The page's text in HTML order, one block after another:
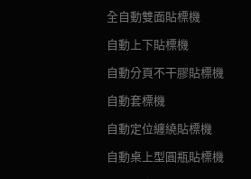
全自動雙面貼標機
自動上下貼標機
自動分頁不干膠貼標機
自動套標機
自動定位纏繞貼標機
自動桌上型圓瓶貼標機